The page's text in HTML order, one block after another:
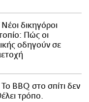
Νέοι δικηγόροι
Πώς οι
οδηγούν σε
Το BBQ στο σπίτι δεν
τρόπο.